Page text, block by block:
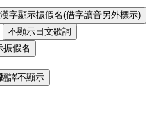
漢字顯示振假名(借字讀音另外標示)
不顯示日文歌詞
振假名
翻譯不顯示